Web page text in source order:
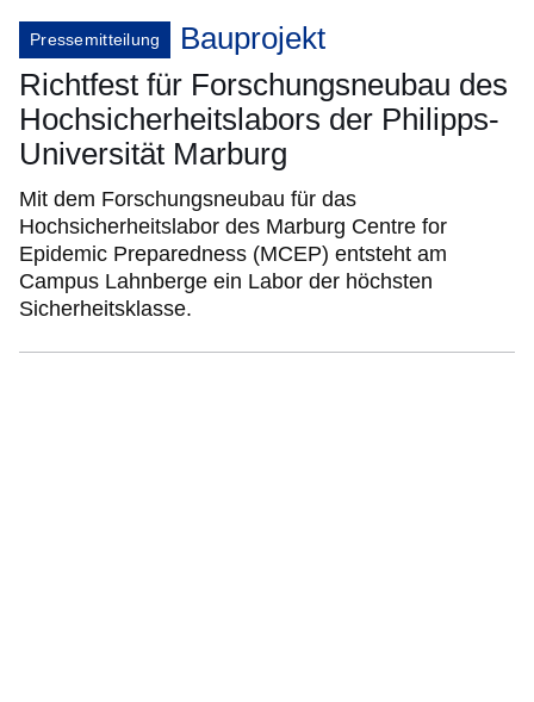
Pressemitteilung
Bauprojekt
Richtfest für Forschungsneubau des
Hochsicherheitslabors der Philipps-
Universität Marburg
Mit dem Forschungsneubau für das
Hochsicherheitslabor des Marburg Centre for
Epidemic Preparedness (MCEP) entsteht am
Campus Lahnberge ein Labor der höchsten
Sicherheitsklasse.